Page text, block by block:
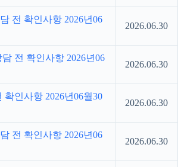
전 확인사항 2026년06
2026.06.30
전 확인사항 2026년06
2026.06.30
확인사항 2026년06월30
2026.06.30
전 확인사항 2026년06
2026.06.30